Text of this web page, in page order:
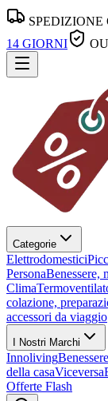
SPEDIZIONE
14 GIORNI
Categorie
Elettrodomestici
PersonaBenessere,
Clima
colazione,
accessori da viaggio
I Nostri Marchi
Innoliving
della casaViceversa
Offerte Flash